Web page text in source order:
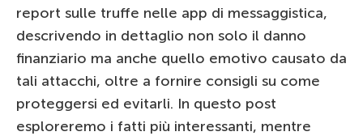
report sulle truffe nelle app di messaggistica,
descrivendo in dettaglio non solo il danno
finanziario ma anche quello emotivo causato da
tali attacchi, oltre a fornire consigli su come
proteggersi ed evitarli. In questo post
esploreremo i fatti più interessanti, mentre